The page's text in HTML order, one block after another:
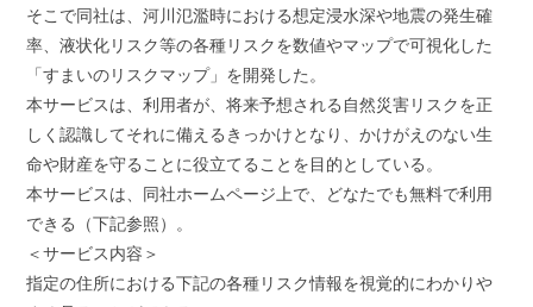
そこで同社は、河川氾濫時における想定浸水深や地震の発生確
率、液状化リスク等の各種リスクを数値やマップで可視化した
「すまいのリスクマップ」を開発した。
本サービスは、利用者が、将来予想される自然災害リスクを正
しく認識してそれに備えるきっかけとなり、かけがえのない生
命や財産を守ることに役立てることを目的としている。
本サービスは、同社ホームページ上で、どなたでも無料で利用
できる（下記参照）。
＜サービス内容＞
指定の住所における下記の各種リスク情報を視覚的にわかりや